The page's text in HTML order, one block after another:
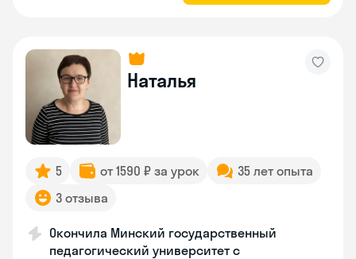
Наталья
5 от 1590 ₽ за урок
35 лет опыта
3 отзыва
Окончила Минский государственный
педагогический университет с